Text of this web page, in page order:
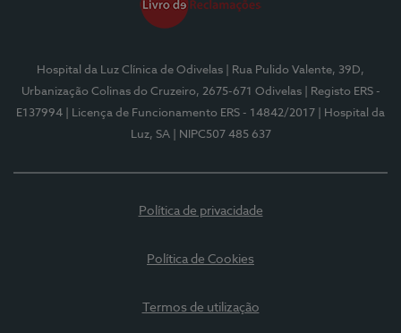
Hospital da Luz Clínica de Odivelas
| Rua Pulido Valente, 39D,
Urbanização Colinas do Cruzeiro, 2675-671 Odivelas
| Registo ERS -
E137994
| Licença de Funcionamento ERS - 14842/2017
| Hospital da
Luz, SA
| NIPC507 485 637
Política de privacidade
Política de Cookies
Termos de utilização